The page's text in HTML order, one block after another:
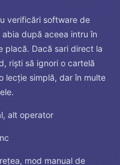
verificări software de
după aceea intru în
placă. Dacă sari direct la
riști să ignori o cartelă
lecție simplă, dar în multe
alt operator
mod manual de